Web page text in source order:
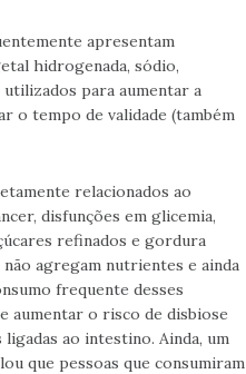
apresentam
hidrogenada, sódio,
para aumentar a
o tempo de validade (também
relacionados ao
disfunções em glicemia,
refinados e gordura
não agregam nutrientes e ainda
frequente desses
aumentar o risco de disbiose
ao intestino. Ainda, um
que pessoas que consumiram